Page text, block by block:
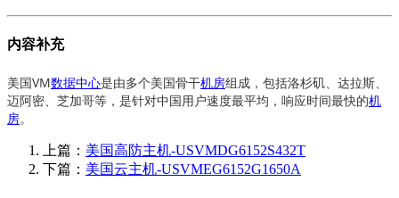
内容补充
美国VM数据中心是由多个美国骨干机房组成，包括洛杉矶、达拉斯、
迈阿密、芝加哥等，是针对中国用户速度最平均，响应时间最快的机
房。
上篇： 美国高防主机-USVMDG6152S432T
下篇： 美国云主机-USVMEG6152G1650A